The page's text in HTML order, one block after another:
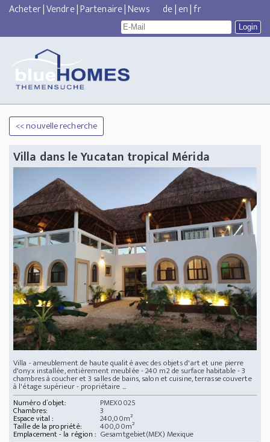
Acheter|Vendre|Partenaire|News de|en|fr
<< nouvelle recherche
Villa dans le Yucatan tropical Mérida
Villa - ameublement de haute qualité avec des objets d'art et une pierre
d'onyx installée, entièrement meublée - 240 m2 de surface habitable - 3
chambres à coucher et 3 salles de bains, salon et cuisine, terrasse couverte
à l'étage supérieur - propriétaire ...
Numéro d´objet:
PMEX0025
Chambres: 3
Espace vital : 240,00m²
Taille de la propriété: 400,00m²
Emplacement - la région : Gesamtgebiet(MEX) Mexique